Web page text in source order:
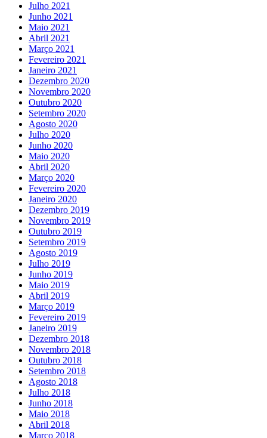
Julho 2021
Junho 2021
Maio 2021
Abril 2021
Março 2021
Fevereiro 2021
Janeiro 2021
Dezembro 2020
Novembro 2020
Outubro 2020
Setembro 2020
Agosto 2020
Julho 2020
Junho 2020
Maio 2020
Abril 2020
Março 2020
Fevereiro 2020
Janeiro 2020
Dezembro 2019
Novembro 2019
Outubro 2019
Setembro 2019
Agosto 2019
Julho 2019
Junho 2019
Maio 2019
Abril 2019
Março 2019
Fevereiro 2019
Janeiro 2019
Dezembro 2018
Novembro 2018
Outubro 2018
Setembro 2018
Agosto 2018
Julho 2018
Junho 2018
Maio 2018
Abril 2018
Março 2018